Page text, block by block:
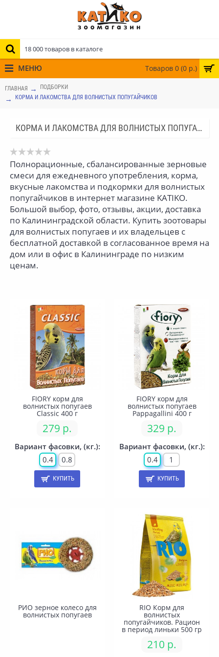
Товаров 0 (0 р.)
МЕНЮ
ГЛАВНАЯ
ПОДБОРКИ
КОРМА И ЛАКОМСТВА ДЛЯ ВОЛНИСТЫХ ПОПУГАЙЧИКОВ
КОРМА И ЛАКОМСТВА ДЛЯ ВОЛНИСТЫХ ПОПУГАЙЧИКОВ
Полнорационные, сбалансированные зерновые
смеси для ежедневного употребления, корма,
вкусные лакомства и подкормки для волнистых
попугайчиков в интернет магазине KATIKO.
Большой выбор, фото, отзывы, акции, доставка
по Калининградской области. Купить зоотовары
для волнистых попугаев и их владельцев с
бесплатной доставкой в согласованное время на
дом или в офис в Калининграде по низким
ценам.
FIORY корм для
волнистых попугаев
Classic 400 г
279 р.
Вариант фасовки, (кг.):
0.4
0.8
КУПИТЬ
FIORY корм для
волнистых попугаев
Pappagallini 400 г
329 р.
Вариант фасовки, (кг.):
0.4
1
КУПИТЬ
РИО зерное колесо для
волнистых попугаев
RIO Корм для
волнистых
попугайчиков. Рацион
в период линьки 500 гр
210 р.